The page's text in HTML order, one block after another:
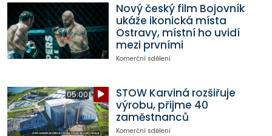
Nový český film Bojovník
ukáže ikonická místa
Ostravy, místní ho uvidí
mezi prvními
Komerční sdělení
05:00
STOW Karviná rozšiřuje
výrobu, přijme 40
zaměstnanců
Komerční sdělení